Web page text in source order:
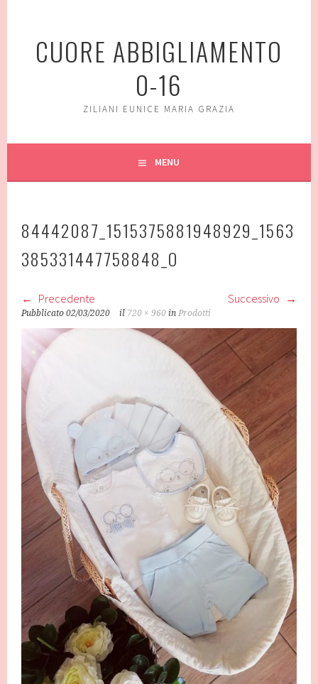
contenutoCUORE ABBIGLIAMENTO
0-16
ZILIANI EUNICE MARIA GRAZIA
MENU
84442087_1515375881948929_1563
385331447758848_O
Precedente Successivo
Pubblicato02/03/2020 il 720 × 960 inProdotti